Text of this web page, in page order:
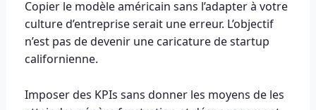
Copier le modèle américain sans l’adapter à votre
culture d’entreprise serait une erreur. L’objectif
n’est pas de devenir une caricature de startup
californienne.
Imposer des KPIs sans donner les moyens de les